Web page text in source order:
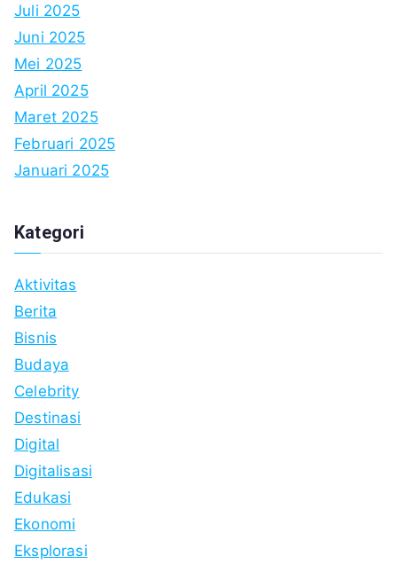
Juli 2025
Juni 2025
Mei 2025
April 2025
Maret 2025
Februari 2025
Januari 2025
Kategori
Aktivitas
Berita
Bisnis
Budaya
Celebrity
Destinasi
Digital
Digitalisasi
Edukasi
Ekonomi
Eksplorasi